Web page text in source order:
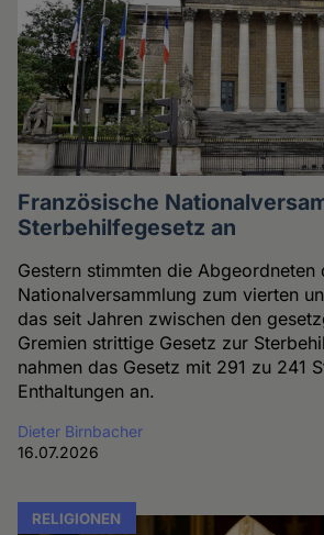
Französische
Sterbehilfegesetz an
Gestern stimmten die
Nationalversammlung zum vierten
das seit Jahren zwischen den
Gremien strittige Gesetz zur
nahmen das Gesetz mit 291 zu 241
Enthaltungen an.
Dieter Birnbacher
16.07.2026
RELIGIONEN